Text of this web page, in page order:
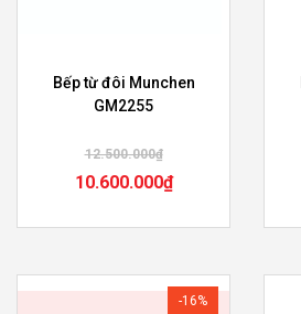
Bếp từ đôi Munchen
GM2255
12.500.000₫
10.600.000₫
-16%